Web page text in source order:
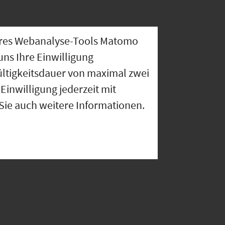
Webanalyse-Tools Matomo
Ihre Einwilligung
von maximal zwei
jederzeit mit
auch weitere Informationen.